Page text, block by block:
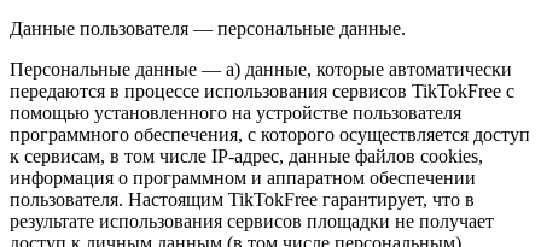
Данные пользователя — персональные данные.
Персональные данные — а) данные, которые автоматически
передаются в процессе использования сервисов TikTokFree с
помощью установленного на устройстве пользователя
программного обеспечения, с которого осуществляется доступ
к сервисам, в том числе IP-адрес, данные файлов cookies,
информация о программном и аппаратном обеспечении
пользователя. Настоящим TikTokFree гарантирует, что в
результате использования сервисов площадки не получает